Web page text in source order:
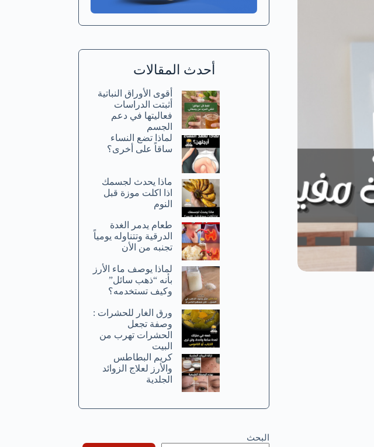
أحدث المقالات
أقوى الأوراق النباتية
أثبتت الدراسات
فعاليتها في دعم
الجسم
لماذا تضع النساء
ساقاً على أخرى؟
ماذا يحدث لجسمك
اذا اكلت موزة قبل
النوم
طعام يدمر الغدة
الدرقية وتتناوله يومياً
تجنبه من الأن
لماذا يوصف ماء الأرز
بأنه “ذهب سائل”
وكيف تستخدمه؟
ورق الغار للحشرات :
وصفة تجعل
الحشرات تهرب من
البيت
كريم البطاطس
والأرز لعلاج الزوائد
الجلدية
البحث